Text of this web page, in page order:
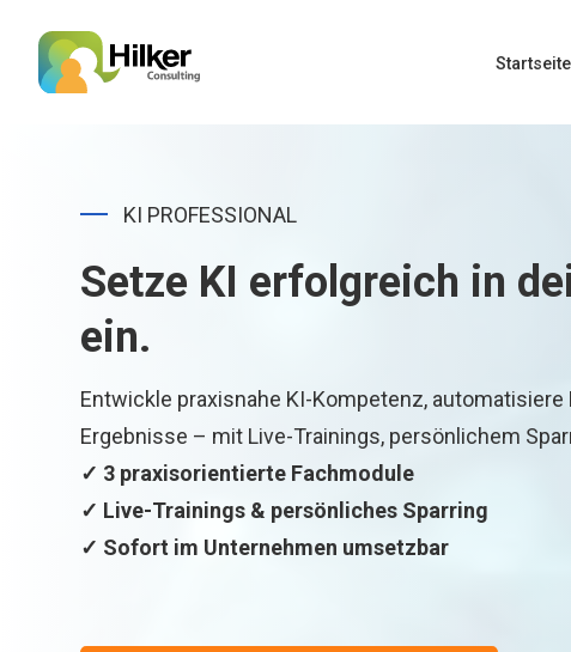
Startseite
KI PROFESSIONAL
Setze KI erfolgreich in
ein.
Entwickle praxisnahe KI-Kompetenz,
Ergebnisse – mit Live-Trainings, persönlichem
✓ 3 praxisorientierte Fachmodule
✓ Live-Trainings & persönliches Sparring
✓ Sofort im Unternehmen umsetzbar